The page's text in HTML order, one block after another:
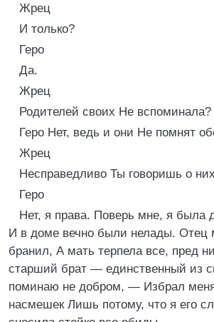
Жрец
И только?
Геро
Да.
Жрец
Родителей своих Не вспоминала?
Геро Нет, ведь и они Не помнят
Жрец
Несправедливо Ты говоришь о
Геро
Нет, я права. Поверь мне, я была
И в доме вечно были нелады. Отец
бранил, А мать терпела все, пред
старший брат — единственный из
поминаю не добром, — Избрал
насмешек Лишь потому, что я его